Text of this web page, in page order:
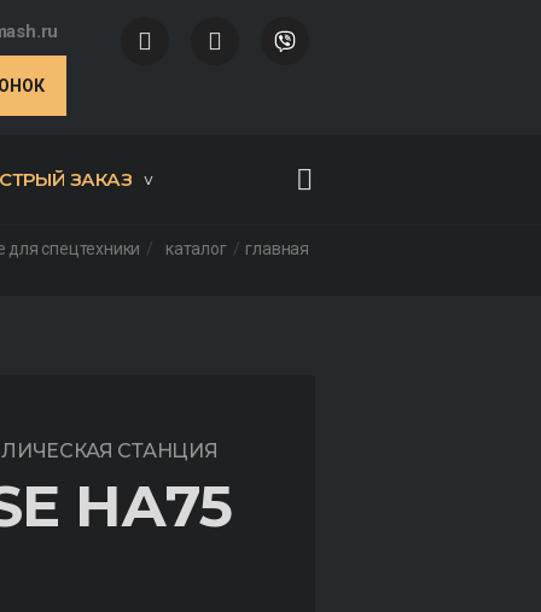
ЗАКАЗ
главная
каталог
для спецтехники
СТАНЦИЯ
НА75